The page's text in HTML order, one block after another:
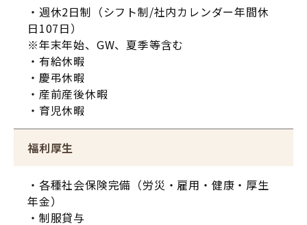
・週休2日制（シフト制/社内カレンダー年間休
日107日）
※年末年始、GW、夏季等含む
・有給休暇
・慶弔休暇
・産前産後休暇
・育児休暇
福利厚生
・各種社会保険完備（労災・雇用・健康・厚生
年金）
・制服貸与